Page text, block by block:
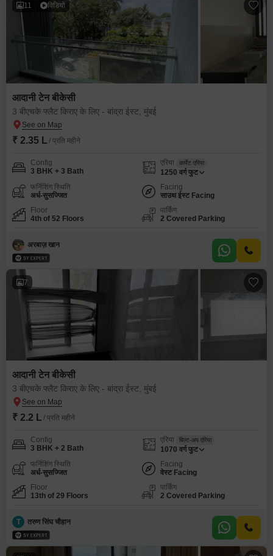
11 विडियो
आदानी टेन बीकेसी
3 बीएचके फ्लैट किराए के लिए - बांद्रा ईस्ट, मुंबई
₹ 2.35 L / प्रति महीने
Config
3 BHK + 3 Bath
एरिया कार्पेट एरिया
1250 वर्ग फुट
फर्निशिंग स्थिति
अर्ध-सुसज्जित
Facing
साउथ ईस्ट Facing
Floor
4th of 52 Floors
पार्किंग
2 Covered Parking
अरबाज़ खान
7
आदानी टेन बीकेसी
3 बीएचके फ्लैट किराए के लिए - बांद्रा ईस्ट, मुंबई
₹ 2.2 L / प्रति महीने
Config
3 BHK + 2 Bath
एरिया बिल्ट-अप एरिया
1070 वर्ग फुट
फर्निशिंग स्थिति
अर्ध-सुसज्जित
Facing
वेस्ट Facing
Floor
13th of 29 Floors
पार्किंग
2 Covered Parking
T तरुण सिंघ चौहान